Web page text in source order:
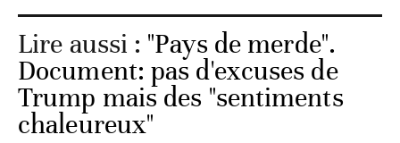
Lire aussi : "Pays de merde".
Document: pas d'excuses de
Trump mais des "sentiments
chaleureux"